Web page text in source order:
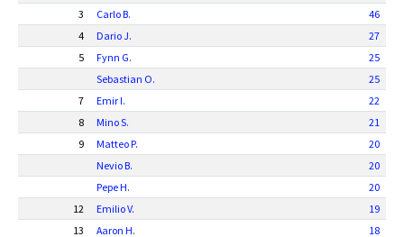
3
Carlo B.
46
4
Dario J.
27
5
Fynn G.
25
Sebastian O.
25
7
Emir I.
22
8
Mino S.
21
9
Matteo P.
20
Nevio B.
20
Pepe H.
20
12
Emilio V.
19
13
Aaron H.
18